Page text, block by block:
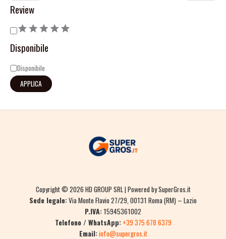
Review
Disponibile
Disponibile
APPLICA
Copyright © 2026 HD GROUP SRL | Powered by SuperGros.it
Sede legale:Via Monte Flavio 27/29, 00131 Roma (RM) – Lazio
P.IVA:15945361002
Telefono / WhatsApp: +39 375 678 6379
Email:info@supergros.it